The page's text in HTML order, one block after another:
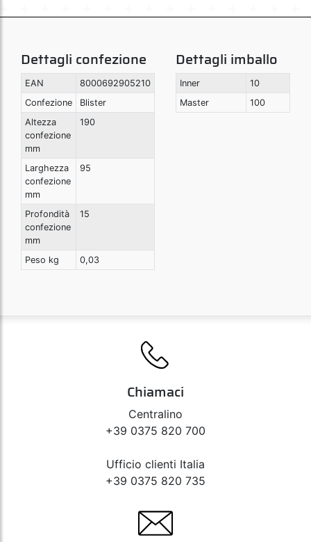
Dettagli confezione
EAN
8000692905210
Confezione
Blister
Altezza
confezione
mm
190
Larghezza
confezione
mm
95
Profondità
confezione
mm
15
Peso kg 0,03
Dettagli imballo
Inner
10
Master
100
Chiamaci
Centralino
+39 0375 820 700
Ufficio clienti Italia
+39 0375 820 735